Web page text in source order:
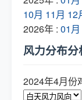
10月 11月 12
2026年 : 01月
风力分布分
2024年4月份